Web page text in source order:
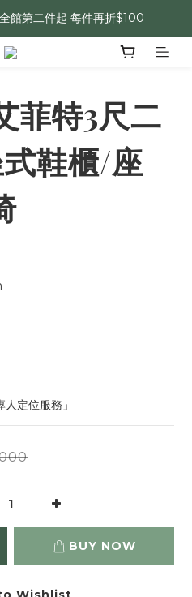
館第二件起 每件再折$100
菲特3尺二
鞋櫃/座
定位服務」
BUY NOW